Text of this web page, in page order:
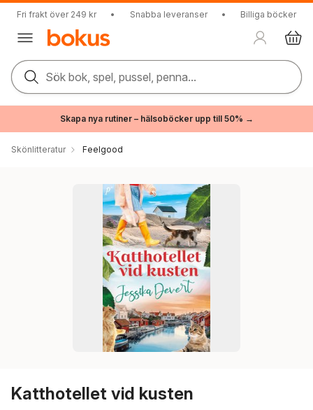
Fri frakt över 249 kr • Snabba leveranser • Billiga böcker
Sök bok, spel, pussel, penna...
Skapa nya rutiner – hälsoböcker upp till 50% →
Skönlitteratur Feelgood
Katthotellet vid kusten